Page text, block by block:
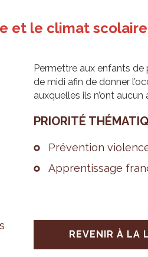
et le climat
Permettre aux enfants de
de midi afin de donner
auxquelles ils n’ont aucun
PRIO­RITÉ
Pré­ven­tion
Appren­tis­sage
REVENIR À LA